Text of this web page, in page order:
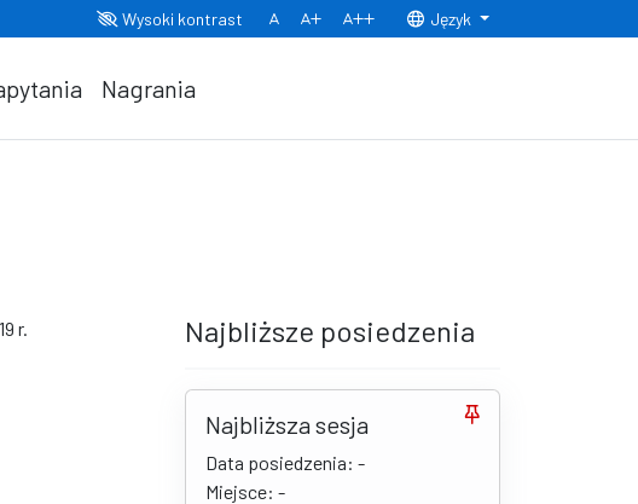
Wysoki kontrast
Normalny rozmiar czcionki
Rozmiar czcionki 150% Rozmiar czcionki 200%
Język
Nagrania
r.
Najbliższe posiedzenia
Najbliższa sesja
Data posiedzenia: -
Miejsce: -